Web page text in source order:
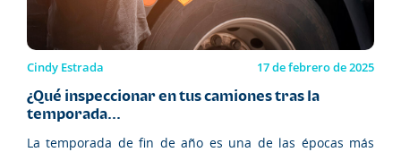
Cindy Estrada 17 de febrero de 2025
¿Qué inspeccionar en tus camiones tras la
temporada...
La temporada de fin de año es una de las épocas más